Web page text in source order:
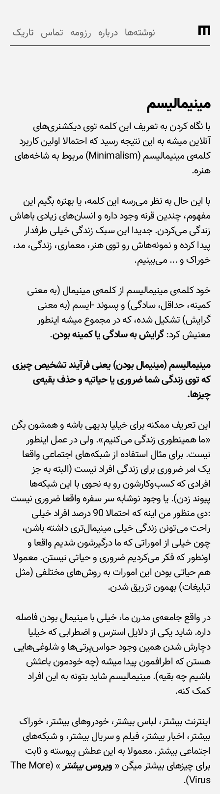
نوشته‌ها درباره رزومه تماس تاریک
مینیمالیسم
با نگاه کردن به تعریف این کلمه توی دیکشنری‌های
آنلاین میشه به این نتیجه رسید که احتمالا اولین کاربرد
کلمه‌ی مینیمالیسم (Minimalism) مربوط به شاخه‌های
هنره.
با این حال به نظر می‌رسه این کلمه، یا بهتره بگیم این
مفهوم، چندین قرنه وجود داره و انسان‌های زیادی باهاش
زندگی می‌کردن. جدیدا این سبک زندگی خیلی طرفدار
پیدا کرده و نمونه‌هاش رو توی هنر، معماری، زندگی، مد،
خوراک و ... می‌بینیم.
خود کلمه‌ی مینیمالیسم از کلمه‌ی مینیمال (به معنی
کمینه، حداقل، سادگی) و پسوند -ایسم (به معنی
گرایش) تشکیل شده، که در مجموع میشه اینطور
معنیش کرد:گرایش به سادگی یا کمینه بودن.
مینیمالیسم (مینیمال بودن) یعنی فرآیند تشخیص چیزی
که توی زندگی شما ضروری یا حیاتیه و حذف بقیه‌ی
چیزها.
این تعریف ممکنه برای خیلیا بدیهی باشه و همشون بگن
«ما همینطوری زندگی می‌کنیم». ولی در عمل اینطور
نیست. برای مثال استفاده از شبکه‌های اجتماعی واقعا
یک امر ضروری برای زندگی افراد نیست (البته به جز
افرادی که کسب‌و‌کارشون رو به نحوی با این شبکه‌ها
پیوند زدن). یا وجود نوشابه سر سفره واقعا ضروری نیست
:دی منظور من اینه که احتمالا 90 درصد افراد خیلی
راحت می‌تونن زندگی خیلی مینیمال‌تری داشته باشن،
چون خیلی از اموراتی که ما درگیرشون شدیم واقعا و
اونطور که فکر می‌کردیم ضروری و حیاتی نیستن. معمولا
هم حیاتی بودن این امورات به روش‌های مختلفی (مثل
تبلیغات) بهمون تزریق شدن.
در واقع جامعه‌ی مدرن ما، خیلی با مینیمال بودن فاصله
داره. شاید یکی از دلایل استرس و اضطرابی که خیلیا
دچارش شدن همین وجود حواس‌پرتی‌ها و شلوغی‌هایی
هستن که اطرافمون پیدا میشه (چه خودمون باعثش
باشیم چه بقیه). مینیمالیسم شاید بتونه به این افراد
کمک کنه.
اینترنت بیشتر، لباس بیشتر، خودروهای بیشتر، خوراک
بیشتر، اخبار بیشتر، فیلم و سریال بیشتر، و شبکه‌های
اجتماعی بیشتر. معمولا به این عطش پیوسته و ثابت
برای چیزهای بیشتر میگن «ویروسبیشتر
» (The More
Virus).